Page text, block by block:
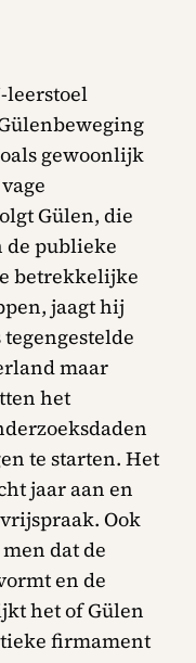
leerstoel
gewoonlijk
Gülen, die
de publieke
betrekkelijke
jaagt hij
maar
het
te starten. Het
jaar aan en
Ook
dat de
en de
het of Gülen
firmament